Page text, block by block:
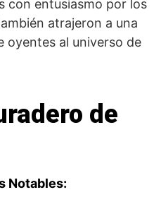
con entusiasmo por los
atrajeron a una
oyentes al universo de
de
Notables: